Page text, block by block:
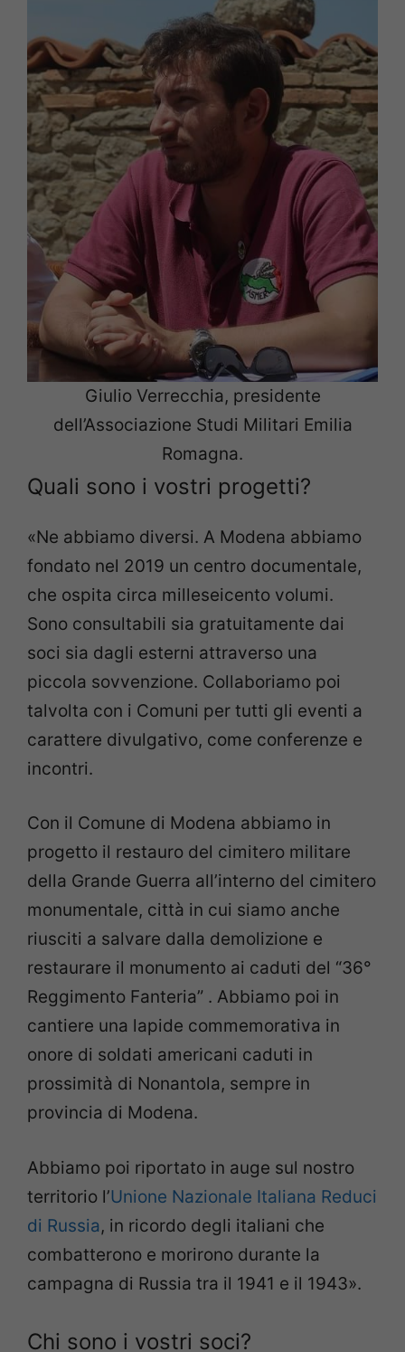
Giulio Verrecchia, presidente
dell’Associazione Studi Militari Emilia
Romagna.
Quali sono i vostri progetti?
«Ne abbiamo diversi. A Modena abbiamo
fondato nel 2019 un centro documentale,
che ospita circa milleseicento volumi.
Sono consultabili sia gratuitamente dai
soci sia dagli esterni attraverso una
piccola sovvenzione. Collaboriamo poi
talvolta con i Comuni per tutti gli eventi a
carattere divulgativo, come conferenze e
incontri.
Con il Comune di Modena abbiamo in
progetto il restauro del cimitero militare
della Grande Guerra all’interno del cimitero
monumentale, città in cui siamo anche
riusciti a salvare dalla demolizione e
restaurare il monumento ai caduti del “36°
Reggimento Fanteria” . Abbiamo poi in
cantiere una lapide commemorativa in
onore di soldati americani caduti in
prossimità di Nonantola, sempre in
provincia di Modena.
Abbiamo poi riportato in auge sul nostro
territorio l’Unione Nazionale Italiana Reduci
di Russia, in ricordo degli italiani che
combatterono e morirono durante la
campagna di Russia tra il 1941 e il 1943».
Chi sono i vostri soci?